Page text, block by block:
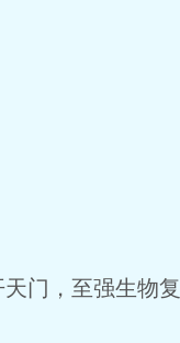
门，至强生物复